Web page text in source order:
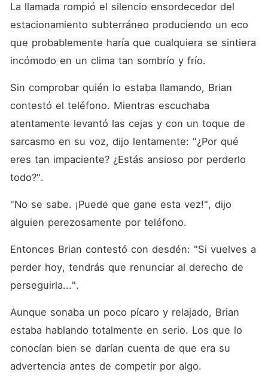
La llamada rompió el silencio ensordecedor del
estacionamiento subterráneo produciendo un eco
que probablemente haría que cualquiera se sintiera
incómodo en un clima tan sombrío y frío.
Sin comprobar quién lo estaba llamando, Brian
contestó el teléfono. Mientras escuchaba
atentamente levantó las cejas y con un toque de
sarcasmo en su voz, dijo lentamente: "¿Por qué
eres tan impaciente? ¿Estás ansioso por perderlo
todo?".
"No se sabe. ¡Puede que gane esta vez!", dijo
alguien perezosamente por teléfono.
Entonces Brian contestó con desdén: "Si vuelves a
perder hoy, tendrás que renunciar al derecho de
perseguirla...".
Aunque sonaba un poco pícaro y relajado, Brian
estaba hablando totalmente en serio. Los que lo
conocían bien se darían cuenta de que era su
advertencia antes de competir por algo.